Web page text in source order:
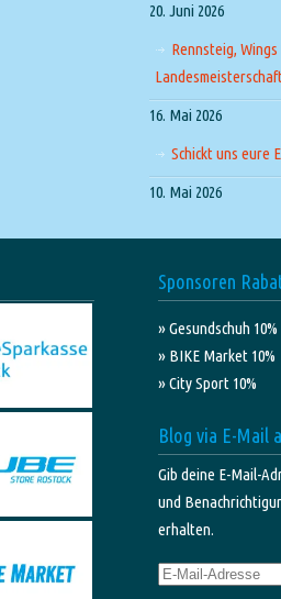
20. Juni 2026
Rennsteig,
16. Mai 2026
Schickt uns eure
10. Mai 2026
Sponsoren
» Gesundschuh 10%
» BIKE Market 10%
» City Sport 10%
Blog via E-Mail
Gib deine E-Mail-
und
erhalten.
E-